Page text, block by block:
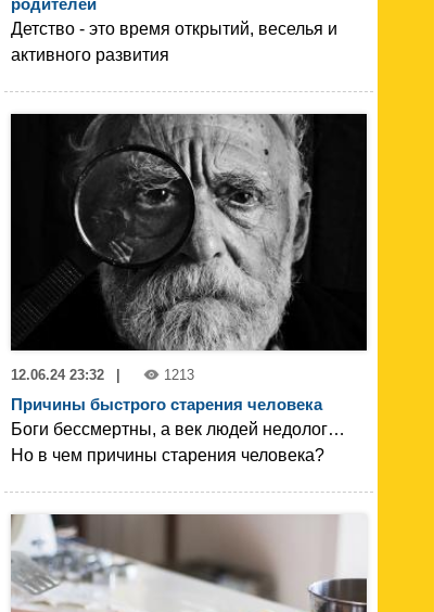
Детство - это время открытий, веселья и
активного развития
12.06.24 23:32 1213
Причины быстрого старения человека
Боги бессмертны, а век людей недолог…
Но в чем причины старения человека?